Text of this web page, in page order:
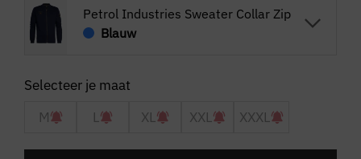
Petrol Industries Sweater Collar Zip
Blauw
M L XL XXL XXXL